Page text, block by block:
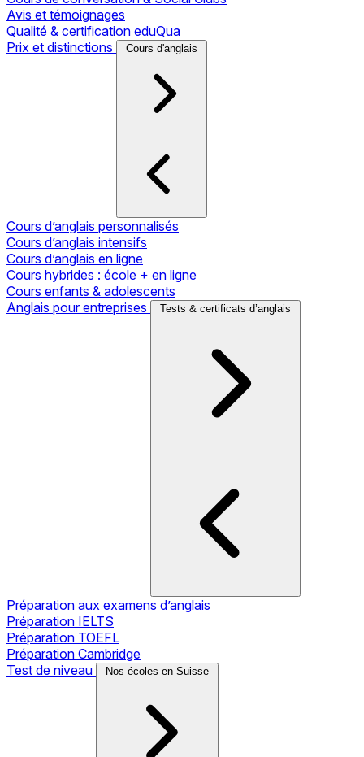
Avis et témoignages
Qualité & certification eduQua
Prix et distinctions
Cours d'anglais
Cours d’anglais personnalisés
Cours d’anglais intensifs
Cours d’anglais en ligne
Cours hybrides : école + en ligne
Cours enfants & adolescents
Anglais pour entreprises
Tests & certificats d’anglais
Préparation aux examens d’anglais
Préparation IELTS
Préparation TOEFL
Préparation Cambridge
Test de niveau
Nos écoles en Suisse